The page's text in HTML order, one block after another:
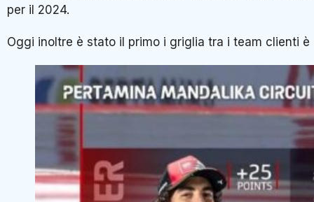
per il 2024.
Oggi inoltre è stato il primo i griglia tra i team clienti